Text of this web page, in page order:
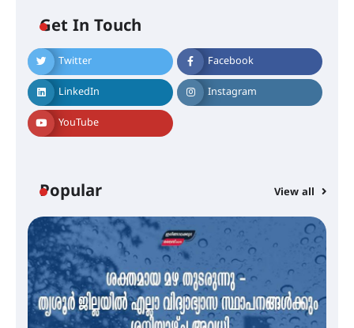
Get In Touch
Twitter Facebook
LinkedIn Instagram
YouTube
Popular View all
എം.ജി. യൂണിവേഴ്‌സിറ്റിയിൽ നിന്ന്
ഇംഗ്ളീഷ് സാഹിത്യത്തിൽ
ഡോക്ടറേറ്റ് നേടിയ എൻ. ആര്യ
വെള്ളിയാഴ്ച സ്‌ക്രീൻ ചെയ്യുന്നു
സെന്റ് ജോസഫ്സ് കോളജ്
കോമേഴ്‌സ് അസോസിയേഷന്
തുടക്കമായി